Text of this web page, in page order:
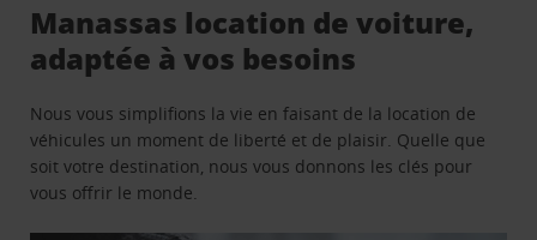
Manassas location de voiture,
adaptée à vos besoins
Nous vous simplifions la vie en faisant de la location de
véhicules un moment de liberté et de plaisir. Quelle que
soit votre destination, nous vous donnons les clés pour
vous offrir le monde.